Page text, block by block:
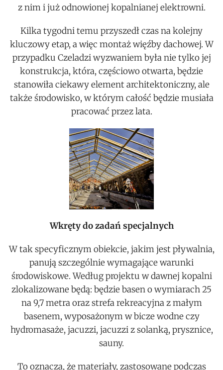
z nim i już odnowionej kopalnianej elektrowni.
Kilka tygodni temu przyszedł czas na kolejny
kluczowy etap, a więc montaż więźby dachowej. W
przypadku Czeladzi wyzwaniem była nie tylko jej
konstrukcja, która, częściowo otwarta, będzie
stanowiła ciekawy element architektoniczny, ale
także środowisko, w którym całość będzie musiała
pracować przez lata.
Wkręty do zadań specjalnych
W tak specyficznym obiekcie, jakim jest pływalnia,
panują szczególnie wymagające warunki
środowiskowe. Według projektu w dawnej kopalni
zlokalizowane będą: będzie basen o wymiarach 25
na 9,7 metra oraz strefa rekreacyjna z małym
basenem, wyposażonym w bicze wodne czy
hydromasaże, jacuzzi, jacuzzi z solanką, prysznice,
sauny.
To oznacza, że materiały, zastosowane podczas